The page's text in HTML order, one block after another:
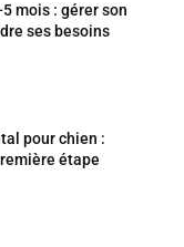
mois : gérer son
ses besoins
pour chien :
étape